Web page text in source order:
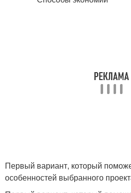
Первый вариант, который
особенностей выбранного